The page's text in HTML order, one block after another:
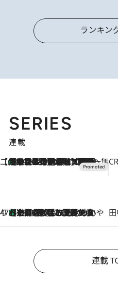
ランキン
SERIES
連載
【CREA×星野リゾート】唯一無二。癒しと発見が待つ場所へ
2026.8.7
【トンボの足水浴】ヒノキの香りに包まれて涼感マックス！約13℃の湧水かけ流しを避暑地「星野温泉 トンボの湯」で体験
47都道府県の手みやげ ひんやりスイーツで夏を満喫
2026.8.7
【京都府】この夏絶対食べたい 冷やしておいしいおやつ3選 ひと口目から心を掴む新緑のテリーヌ
連載